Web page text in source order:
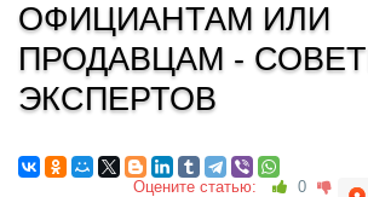
ОФИЦИАНТАМ ИЛИ
ПРОДАВЦАМ -
ЭКСПЕРТОВ
Оцените статью: 0